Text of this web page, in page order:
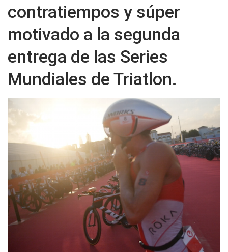
contratiempos y súper
motivado a la segunda
entrega de las Series
Mundiales de Triatlon.